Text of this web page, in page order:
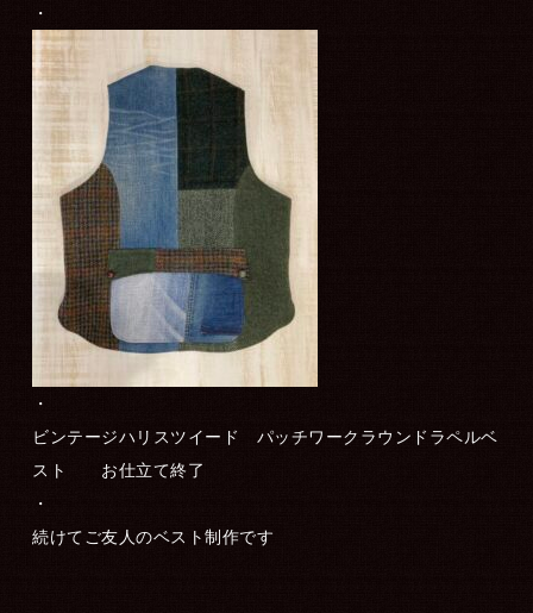
・
・
ビンテージハリスツイード パッチワークラウンドラペルベ
スト お仕立て終了
・
続けてご友人のベスト制作です